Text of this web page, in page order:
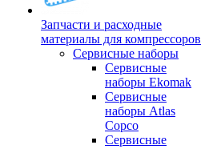
Запчасти и расходные
материалы для компрессоров
Cервисные наборы
Сервисные
наборы Ekomak
Cервисные
наборы Atlas
Copco
Сервисные